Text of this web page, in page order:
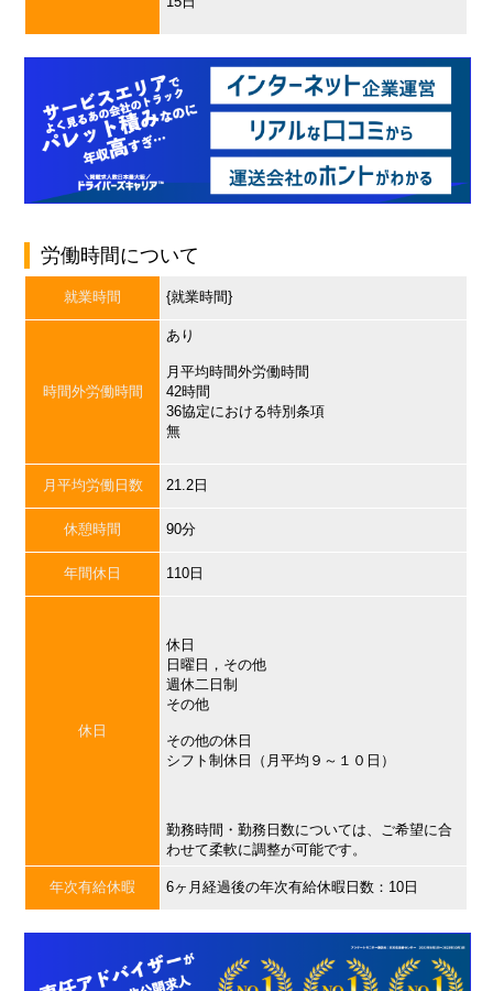
労働時間について
就業時間 {就業時間}
時間外労働時間
あり
月平均時間外労働時間
42時間
36協定における特別条項
無
月平均労働日数 21.2日
休憩時間 90分
年間休日 110日
休日
休日
日曜日，その他
週休二日制
その他
その他の休日
シフト制休日（月平均９～１０日）
勤務時間・勤務日数については、ご希望に合
わせて柔軟に調整が可能です。
年次有給休暇 6ヶ月経過後の年次有給休暇日数：10日